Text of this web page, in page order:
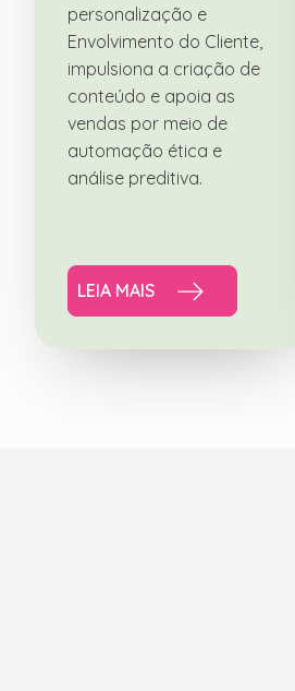
personalização e
Envolvimento do Cliente,
impulsiona a criação de
conteúdo e apoia as
vendas por meio de
automação ética e
análise preditiva.
LEIA MAIS